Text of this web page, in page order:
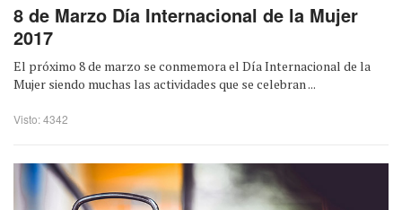
8 de Marzo Día Internacional de la Mujer
2017
El próximo 8 de marzo se conmemora el Día Internacional de la
Mujer siendo muchas las actividades que se celebran ...
Visto: 4342